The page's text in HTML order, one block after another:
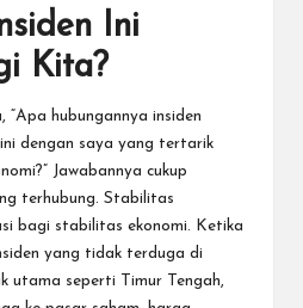
Ini
Kita?
“Apa hubungannya insiden
dengan saya yang tertarik
Jawabannya cukup
terhubung. Stabilitas
bagi stabilitas ekonomi. Ketika
yang tidak terduga di
utama seperti Timur Tengah,